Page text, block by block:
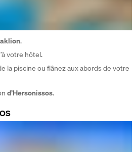
.
votre hôtel.
la piscine ou flânez aux abords de votre
d’Hersonissos.